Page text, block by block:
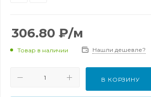
306.80 ₽/м
Товар в наличии Нашли дешевле?
В КОРЗИНУ